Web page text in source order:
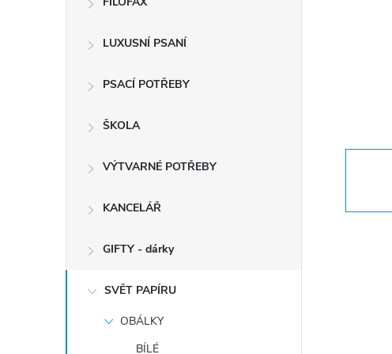
LUXUSNÍ PSANÍ
PSACÍ POTŘEBY
ŠKOLA
VÝTVARNÉ POTŘEBY
KANCELÁŘ
GIFTY - dárky
SVĚT PAPÍRU
OBÁLKY
BÍLÉ